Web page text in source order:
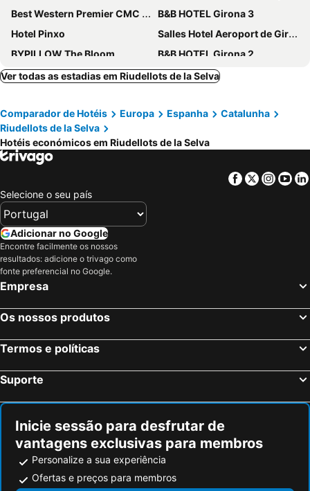
Best Western Premier CMC Girona
B&B HOTEL Girona 3
Hotel Pinxo
Salles Hotel Aeroport de Girona
BYPILLOW The Bloom
B&B HOTEL Girona 2
RVHotels Golf Costa Brava
Hotel Gran Ultonia
Hotel Palau de Girona
Bed&Breakfast 10 GIRONA
Hotel Carlemany Girona
BYPILLOW Erba
Hotel Nord 1901
Hotel Ultonia
Hotel BestPrice Girona
Hotel Vilobi
Hostal Cassa
Casa Cundaro
Hostal Can Pou
Mas Tapiolas
Hotel Can Bo De Pau
Girona Central Suites
Bravissimo Cort Reial-2A
Mas Gran de Cruïlles - Mas Rural - Hotel & Events
Ver todas as estadias em Riudellots de la Selva
Comparador de Hotéis Europa Espanha
Catalunha
Riudellots de la Selva
Hotéis económicos em Riudellots de la Selva
Facebook
Twitter
Selecione o seu país
Adicionar no Google
Encontre facilmente os nossos
resultados: adicione o trivago como
fonte preferencial no Google.
Empresa
Os nossos produtos
Termos e políticas
Suporte
Inicie sessão para desfrutar de
vantagens exclusivas para membros
Personalize a sua experiência
Ofertas e preços para membros